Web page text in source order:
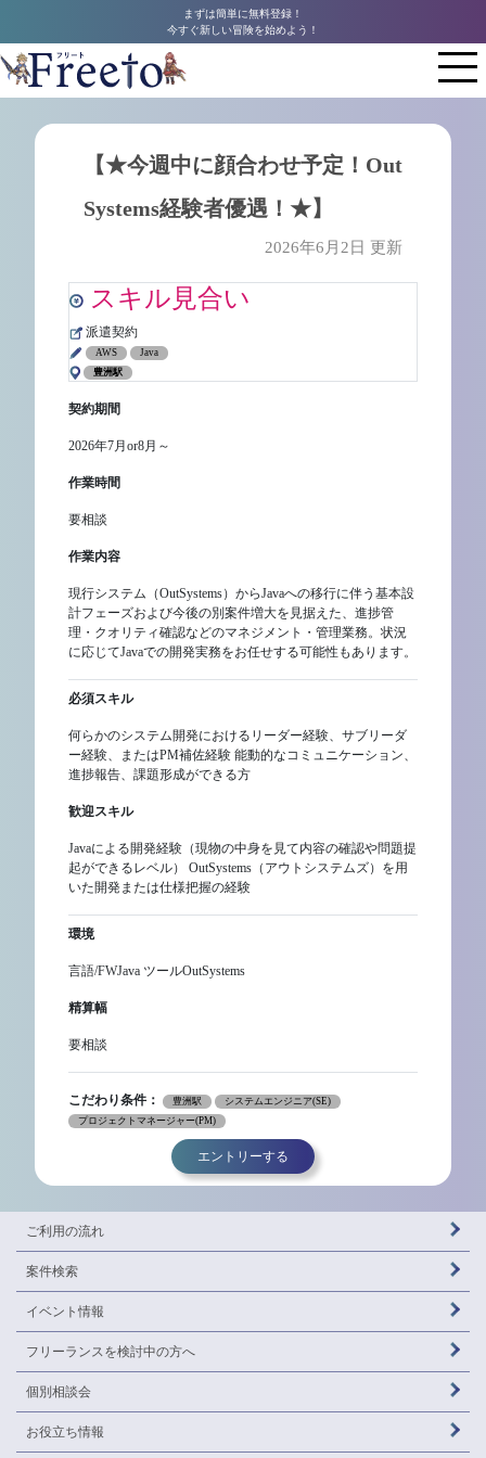
まずは簡単に無料登録！
今すぐ新しい冒険を始めよう！
【★今週中に顔合わせ予定！Out
Systems経験者優遇！★】
2026年6月2日 更新
スキル見合い
派遣契約
AWS
Java
豊洲駅
契約期間
2026年7月or8月～
作業時間
要相談
作業内容
現行システム（OutSystems）からJavaへの移行に伴う基本設
計フェーズおよび今後の別案件増大を見据えた、進捗管
理・クオリティ確認などのマネジメント・管理業務。状況
に応じてJavaでの開発実務をお任せする可能性もあります。
必須スキル
何らかのシステム開発におけるリーダー経験、サブリーダ
ー経験、またはPM補佐経験 能動的なコミュニケーション、
進捗報告、課題形成ができる方
歓迎スキル
Javaによる開発経験（現物の中身を見て内容の確認や問題提
起ができるレベル） OutSystems（アウトシステムズ）を用
いた開発または仕様把握の経験
環境
言語/FWJava ツールOutSystems
精算幅
要相談
こだわり条件： 豊洲駅
システムエンジニア(SE)
プロジェクトマネージャー(PM)
エントリーする
ご利用の流れ
案件検索
イベント情報
フリーランスを検討中の方へ
個別相談会
お役立ち情報